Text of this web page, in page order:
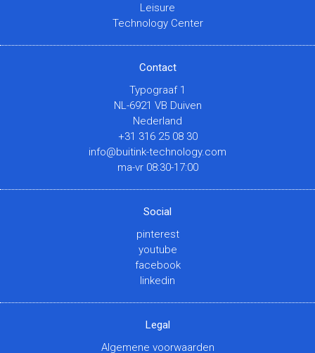
Leisure
Technology Center
Contact
Typograaf 1
NL-6921 VB Duiven
Nederland
+31 316 25 08 30
info@buitink-technology.com
ma-vr 08:30-17:00
Social
pinterest
youtube
facebook
linkedin
Legal
Algemene voorwaarden